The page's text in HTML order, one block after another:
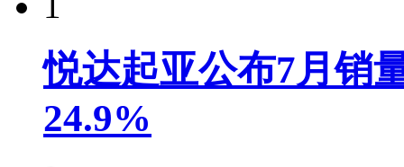
悦达起亚公布7月销
24.9%